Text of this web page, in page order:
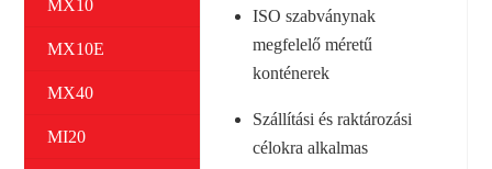
MX10
MX10E
MX40
MI20
ISO szabványnak
megfelelő méretű
konténerek
Szállítási és raktározási
célokra alkalmas